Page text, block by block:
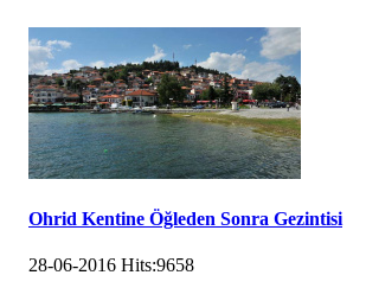
Ohrid Kentine Öğleden Sonra Gezintisi
28-06-2016 Hits:9658